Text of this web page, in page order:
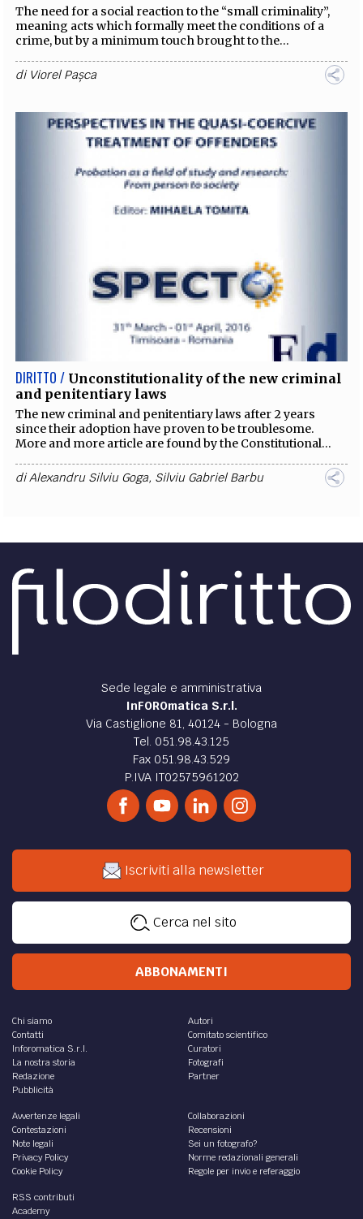
The need for a social reaction to the “small criminality”,
meaning acts which formally meet the conditions of a
crime, but by a minimum touch brought to the...
di Viorel Pașca
DIRITTO / Unconstitutionality of the new criminal
and penitentiary laws
The new criminal and penitentiary laws after 2 years
since their adoption have proven to be troublesome.
More and more article are found by the Constitutional...
diAlexandru Silviu Goga, Silviu Gabriel Barbu
Sede legale e amministrativa
InFOROmatica S.r.l.
Via Castiglione 81, 40124 - Bologna
Tel. 051.98.43.125
Fax 051.98.43.529
P.IVA IT02575961202
Iscriviti alla newsletter
Cerca nel sito
ABBONAMENTI
Chi siamo
Contatti
Inforomatica S.r.l.
La nostra storia
Redazione
Pubblicità
Autori
Comitato scientifico
Curatori
Fotografi
Partner
Avvertenze legali
Contestazioni
Note legali
Privacy Policy
Cookie Policy
Collaborazioni
Recensioni
Sei un fotografo?
Norme redazionali generali
Regole per invio e referaggio
RSS contributi
Academy